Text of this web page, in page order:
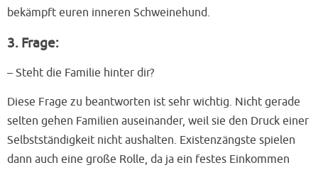
bekämpft euren inneren Schweinehund.
3. Frage:
– Steht die Familie hinter dir?
Diese Frage zu beantworten ist sehr wichtig. Nicht gerade
selten gehen Familien auseinander, weil sie den Druck einer
Selbstständigkeit nicht aushalten. Existenzängste spielen
dann auch eine große Rolle, da ja ein festes Einkommen